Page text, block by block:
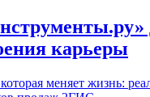
карьеры